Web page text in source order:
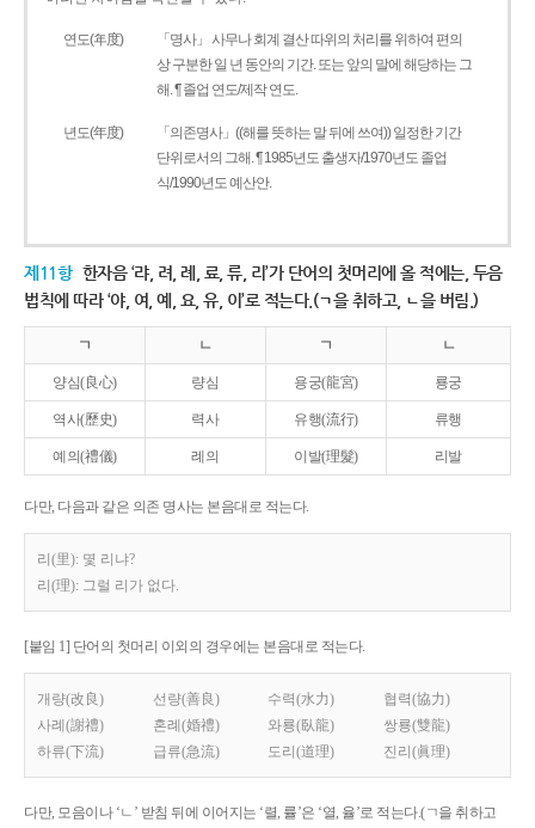
연도(年度)
「명사」 사무나 회계 결산 따위의 처리를 위하여 편의
상 구분한 일 년 동안의 기간. 또는 앞의 말에 해당하는 그
해. ¶ 졸업 연도/제작 연도.
년도(年度)
「의존명사」((해를 뜻하는 말 뒤에 쓰여)) 일정한 기간
단위로서의 그해. ¶ 1985년도 출생자/1970년도 졸업
식/1990년도 예산안.
제11항 한자음 ‘랴, 려, 례, 료, 류, 리’가 단어의 첫머리에 올 적에는, 두음
법칙에 따라 ‘야, 여, 예, 요, 유, 이’로 적는다.(ㄱ을 취하고, ㄴ을 버림.)
ㄱ ㄴ ㄱ ㄴ
양심(良心) 량심 용궁(龍宮) 룡궁
역사(歷史) 력사 유행(流行) 류행
예의(禮儀) 례의 이발(理髮) 리발
다만, 다음과 같은 의존 명사는 본음대로 적는다.
리(里): 몇 리냐?
리(理): 그럴 리가 없다.
[붙임 1] 단어의 첫머리 이외의 경우에는 본음대로 적는다.
개량(改良) 선량(善良) 수력(水力)
협력(協力)
사례(謝禮)
혼례(婚禮) 와룡(臥龍)
쌍룡(雙龍)
하류(下流)
급류(急流) 도리(道理) 진리(眞理)
다만, 모음이나 ‘ㄴ’ 받침 뒤에 이어지는 ‘렬, 률’은 ‘열, 율’로 적는다.(ㄱ을 취하고